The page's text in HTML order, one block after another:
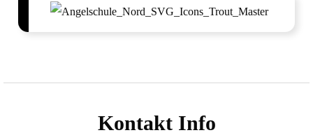
Kontakt Info